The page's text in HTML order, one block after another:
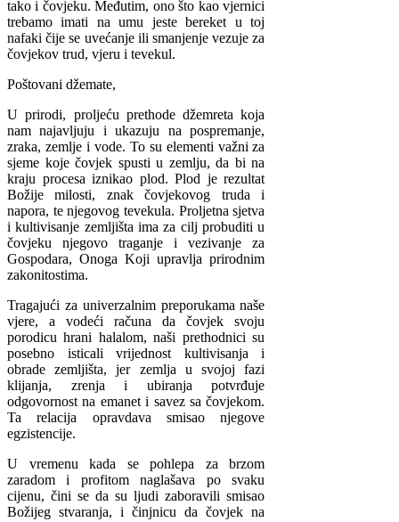
tako i čovjeku. Međutim, ono što kao vjernici
trebamo imati na umu jeste bereket u toj
nafaki čije se uvećanje ili smanjenje vezuje za
čovjekov trud, vjeru i tevekul.
Poštovani džemate,
U prirodi, proljeću prethode džemreta koja
nam najavljuju i ukazuju na pospremanje,
zraka, zemlje i vode. To su elementi važni za
sjeme koje čovjek spusti u zemlju, da bi na
kraju procesa iznikao plod. Plod je rezultat
Božije milosti, znak čovjekovog truda i
napora, te njegovog tevekula. Proljetna sjetva
i kultivisanje zemljišta ima za cilj probuditi u
čovjeku njegovo traganje i vezivanje za
Gospodara, Onoga Koji upravlja prirodnim
zakonitostima.
Tragajući za univerzalnim preporukama naše
vjere, a vodeći računa da čovjek svoju
porodicu hrani halalom, naši prethodnici su
posebno isticali vrijednost kultivisanja i
obrade zemljišta, jer zemlja u svojoj fazi
klijanja, zrenja i ubiranja potvrđuje
odgovornost na emanet i savez sa čovjekom.
Ta relacija opravdava smisao njegove
egzistencije.
U vremenu kada se pohlepa za brzom
zaradom i profitom naglašava po svaku
cijenu, čini se da su ljudi zaboravili smisao
Božijeg stvaranja, i činjnicu da čovjek na